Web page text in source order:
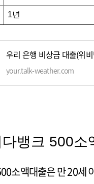
1년
your.talk-weather.com
뱅크 500소
소액대출은 만 20세